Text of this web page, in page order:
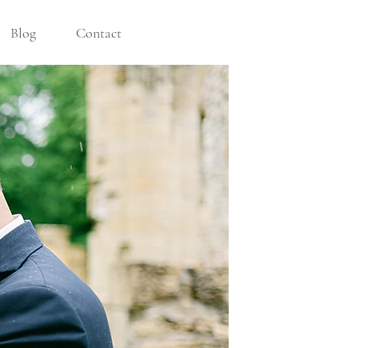
Blog Contact